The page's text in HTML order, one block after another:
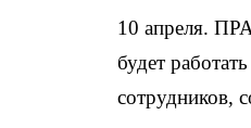
10 апреля.
будет
сотрудников,